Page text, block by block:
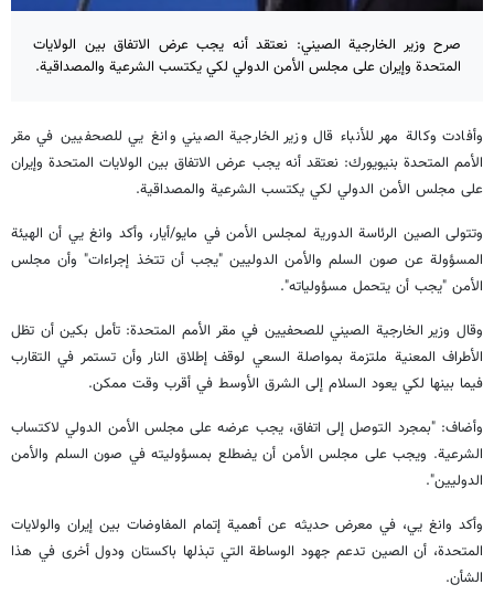
صرح وزير الخارجية الصيني: نعتقد أنه يجب عرض الاتفاق بين الولايات
المتحدة وإيران على مجلس الأمن الدولي لكي يكتسب الشرعية والمصداقية.
وأفادت وكالة مهر للأنباء قال وزير الخارجية الصيني وانغ يي للصحفيين في مقر
الأمم المتحدة بنيويورك: نعتقد أنه يجب عرض الاتفاق بين الولايات المتحدة وإيران
على مجلس الأمن الدولي لكي يكتسب الشرعية والمصداقية.
وتتولى الصين الرئاسة الدورية لمجلس الأمن في مايو/أيار، وأكد وانغ يي أن الهيئة
المسؤولة عن صون السلم والأمن الدوليين "يجب أن تتخذ إجراءات" وأن مجلس
الأمن "يجب أن يتحمل مسؤولياته".
وقال وزير الخارجية الصيني للصحفيين في مقر الأمم المتحدة: تأمل بكين أن تظل
الأطراف المعنية ملتزمة بمواصلة السعي لوقف إطلاق النار وأن تستمر في التقارب
فيما بينها لكي يعود السلام إلى الشرق الأوسط في أقرب وقت ممكن.
وأضاف: "بمجرد التوصل إلى اتفاق، يجب عرضه على مجلس الأمن الدولي لاكتساب
الشرعية. ويجب على مجلس الأمن أن يضطلع بمسؤوليته في صون السلم والأمن
الدوليين".
وأكد وانغ يي، في معرض حديثه عن أهمية إتمام المفاوضات بين إيران والولايات
المتحدة، أن الصين تدعم جهود الوساطة التي تبذلها باكستان ودول أخرى في هذا
الشأن.